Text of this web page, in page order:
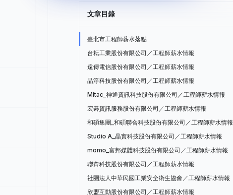
文章目錄
臺北市工程師薪水落點
台耘工業股份有限公司／工程師薪水情報
遠傳電信股份有限公司／工程師薪水情報
晶淨科技股份有限公司／工程師薪水情報
Mitac_神通資訊科技股份有限公司／工程師薪水情報
宏碁資訊服務股份有限公司／工程師薪水情報
和碩集團_和碩聯合科技股份有限公司／工程師薪水情報
Studio A_晶實科技股份有限公司／工程師薪水情報
momo_富邦媒體科技股份有限公司／工程師薪水情報
聯齊科技股份有限公司／工程師薪水情報
社團法人中華民國工業安全衛生協會／工程師薪水情報
欣盟互動股份有限公司／工程師薪水情報